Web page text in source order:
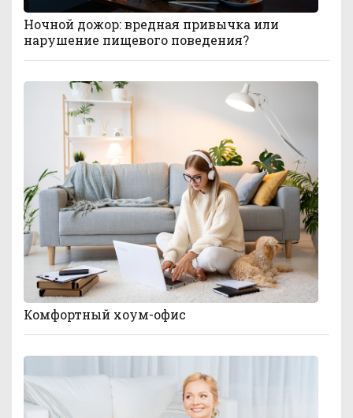
Ночной дожор: вредная привычка или
нарушение пищевого поведения?
Комфортный хоум-офис